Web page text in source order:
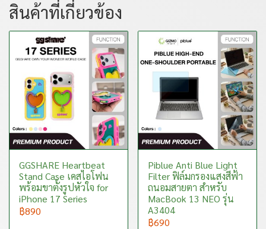
สินค้าที่เกี่ยวข้อง
GGSHARE Heartbeat
Stand Case เคสไอโฟน
พร้อมขาตั้งรูปหัวใจ for
iPhone 17 Series
฿890
Piblue Anti Blue Light
Filter ฟิล์มกรองแสงสีฟ้า
ถนอมสายตา สำหรับ
MacBook 13 NEO รุ่น
A3404
฿690